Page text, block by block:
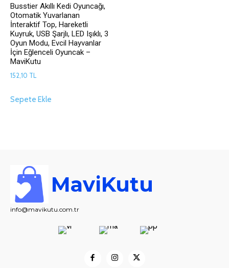
Busstier Akıllı Kedi Oyuncağı,
Otomatik Yuvarlanan
İnteraktif Top, Hareketli
Kuyruk, USB Şarjlı, LED Işıklı, 3
Oyun Modu, Evcil Hayvanlar
İçin Eğlenceli Oyuncak –
MaviKutu
152,10 TL
Sepete Ekle
MaviKutu
info@mavikutu.com.tr